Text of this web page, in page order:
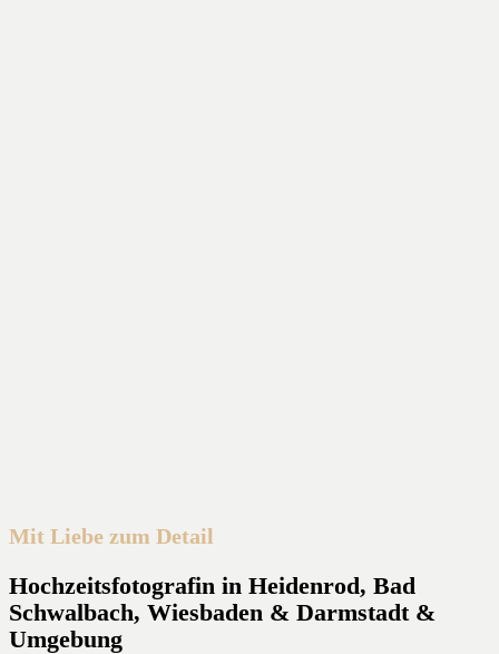
Mit Liebe zum Detail
Hochzeitsfotografin in Heidenrod, Bad
Schwalbach, Wiesbaden & Darmstadt &
Umgebung